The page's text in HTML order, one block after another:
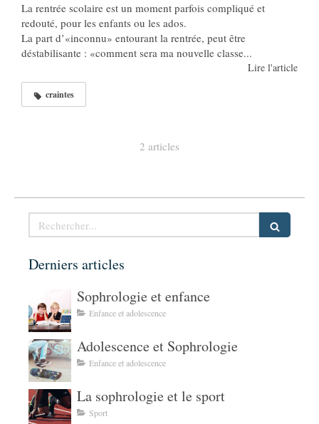
La rentrée scolaire est un moment parfois compliqué et
redouté, pour les enfants ou les ados.
La part d’«inconnu» entourant la rentrée, peut être
déstabilisante : «comment sera ma nouvelle classe...
Lire l'article
craintes
2 articles
Rechercher
Derniers articles
Sophrologie et enfance
Enfance et adolescence
Adolescence et Sophrologie
Enfance et adolescence
La sophrologie et le sport
Sport